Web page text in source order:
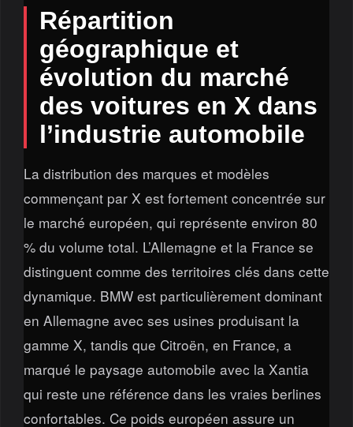
Répartition
géographique et
évolution du marché
des voitures en X dans
l’industrie automobile
La distribution des marques et modèles
commençant par X est fortement concentrée sur
le marché européen, qui représente environ 80
% du volume total. L’Allemagne et la France se
distinguent comme des territoires clés dans cette
dynamique. BMW est particulièrement dominant
en Allemagne avec ses usines produisant la
gamme X, tandis que Citroën, en France, a
marqué le paysage automobile avec la Xantia
qui reste une référence dans les vraies berlines
confortables. Ce poids européen assure un